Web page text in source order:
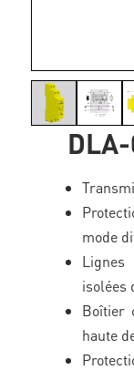
mode
isolées
Boîtier
haute